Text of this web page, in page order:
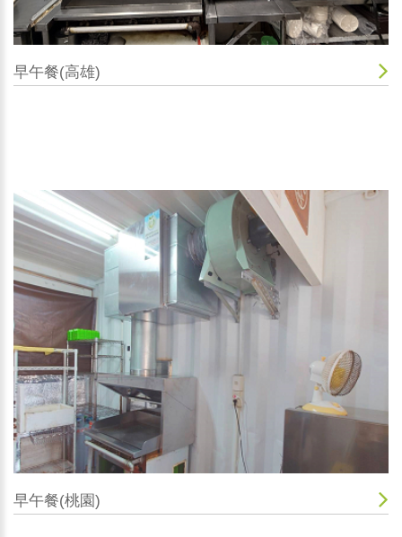
早午餐(高雄)
早午餐(桃園)